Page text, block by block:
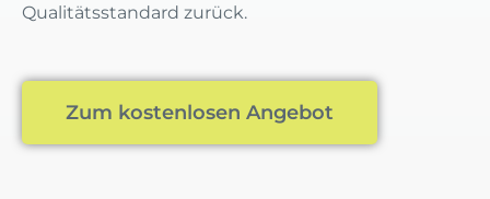
Qualitätsstandard zurück.
Zum kostenlosen Angebot